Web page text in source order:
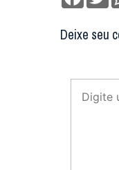
Deixe seu